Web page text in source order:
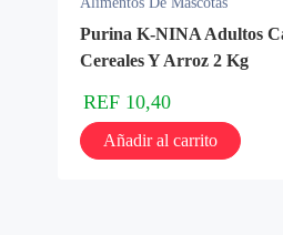
Purina K-NINA Adultos
Cereales Y Arroz 2 Kg
REF 10,40
Añadir al carrito